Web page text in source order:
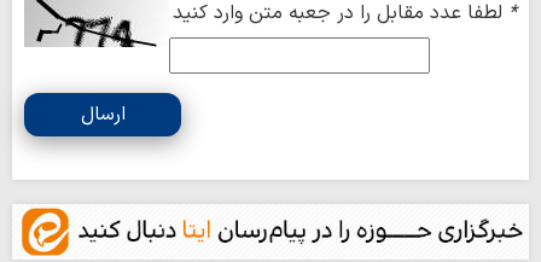
* لطفا عدد مقابل را در جعبه متن وارد کنید
ارسال